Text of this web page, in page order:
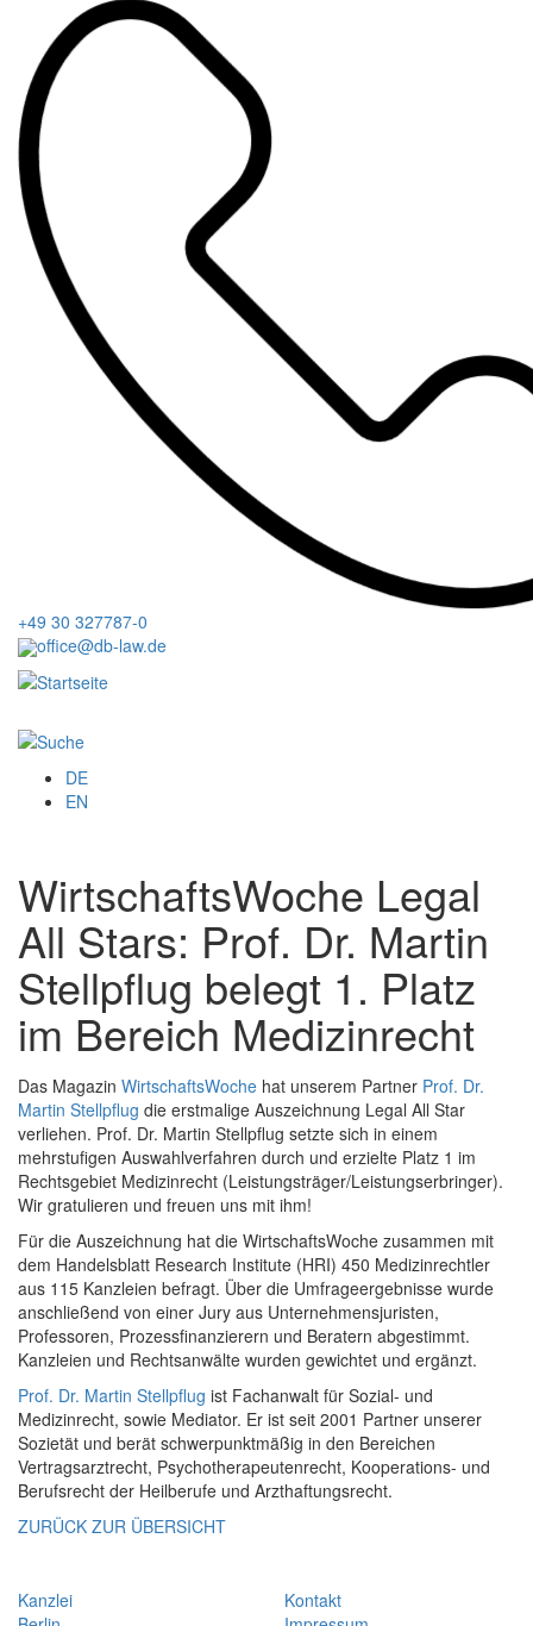
Inhalt
+49 30 327787-0
office@db-law.de
DE
EN
WirtschaftsWoche Legal
All Stars: Prof. Dr. Martin
Stellpflug belegt 1. Platz
im Bereich Medizinrecht
Das Magazin WirtschaftsWoche hat unserem Partner Prof. Dr.
Martin Stellpflug die erstmalige Auszeichnung Legal All Star
verliehen. Prof. Dr. Martin Stellpflug setzte sich in einem
mehrstufigen Auswahlverfahren durch und erzielte Platz 1 im
Rechtsgebiet Medizinrecht (Leistungsträger/Leistungserbringer).
Wir gratulieren und freuen uns mit ihm!
Für die Auszeichnung hat die WirtschaftsWoche zusammen mit
dem Handelsblatt Research Institute (HRI) 450 Medizinrechtler
aus 115 Kanzleien befragt. Über die Umfrageergebnisse wurde
anschließend von einer Jury aus Unternehmensjuristen,
Professoren, Prozessfinanzierern und Beratern abgestimmt.
Kanzleien und Rechtsanwälte wurden gewichtet und ergänzt.
Prof. Dr. Martin Stellpflug ist Fachanwalt für Sozial- und
Medizinrecht, sowie Mediator. Er ist seit 2001 Partner unserer
Sozietät und berät schwerpunktmäßig in den Bereichen
Vertragsarztrecht, Psychotherapeutenrecht, Kooperations- und
Berufsrecht der Heilberufe und Arzthaftungsrecht.
ZURÜCK ZUR ÜBERSICHT
Kanzlei
Kontakt